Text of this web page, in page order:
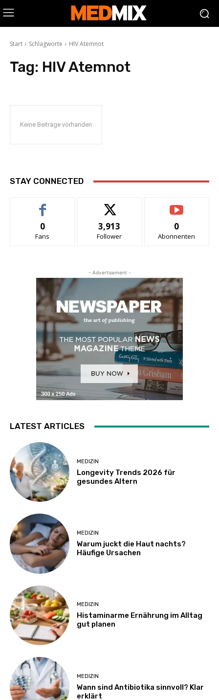
Start Schlagworte HIV Atemnot
Tag: HIV Atemnot
Keine Beiträge vorhanden
STAY CONNECTED
0
Fans
3,913
Follower
0
Abonnenten
- Advertisement -
LATEST ARTICLES
MEDIZIN
Longevity Trends 2026 für
gesundes Altern
MEDIZIN
Warum juckt die Haut nachts?
Häufige Ursachen
MEDIZIN
Histaminarme Ernährung im Alltag
gut planen
MEDIZIN
Wann sind Antibiotika sinnvoll? Klar
erklärt